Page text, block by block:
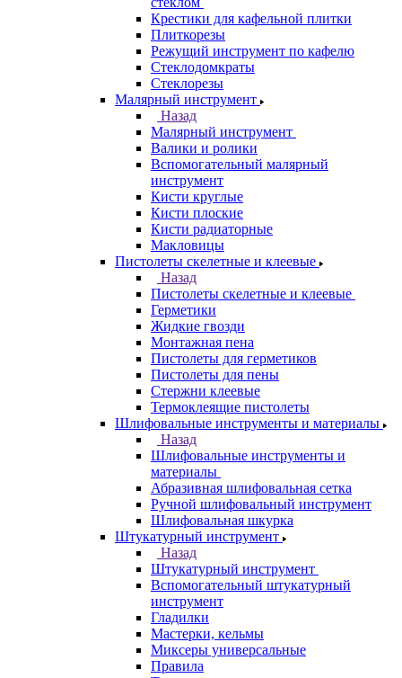
Крестики для кафельной плитки
Плиткорезы
Режущий инструмент по кафелю
Стеклодомкраты
Стеклорезы
Малярный инструмент
Назад
Малярный инструмент
Валики и ролики
Вспомогательный малярный
инструмент
Кисти круглые
Кисти плоские
Кисти радиаторные
Макловицы
Пистолеты скелетные и клеевые
Назад
Пистолеты скелетные и клеевые
Герметики
Жидкие гвозди
Монтажная пена
Пистолеты для герметиков
Пистолеты для пены
Стержни клеевые
Термоклеящие пистолеты
Шлифовальные инструменты и материалы
Назад
Шлифовальные инструменты и
материалы
Абразивная шлифовальная сетка
Ручной шлифовальный инструмент
Шлифовальная шкурка
Штукатурный инструмент
Назад
Штукатурный инструмент
Вспомогательный штукатурный
инструмент
Гладилки
Мастерки, кельмы
Миксеры универсальные
Правила